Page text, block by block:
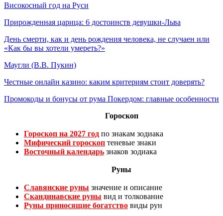
Високосный год на Руси
Прирожденная царица: 6 достоинств девушки-Льва
День смерти, как и день рождения человека, не случаен или
«Как бы вы хотели умереть?»
Маугли (В.В. Пукин)
Честные онлайн казино: каким критериям стоит доверять?
Промокоды и бонусы от рума Покердом: главные особенности
Гороскоп
Гороскоп на 2027 год по знакам зодиака
Мифический гороскоп теневые знаки
Восточный календарь знаков зодиака
Руны
Славянские руны значение и описание
Скандинавские руны вид и толкование
Руны приносящие богатство виды рун